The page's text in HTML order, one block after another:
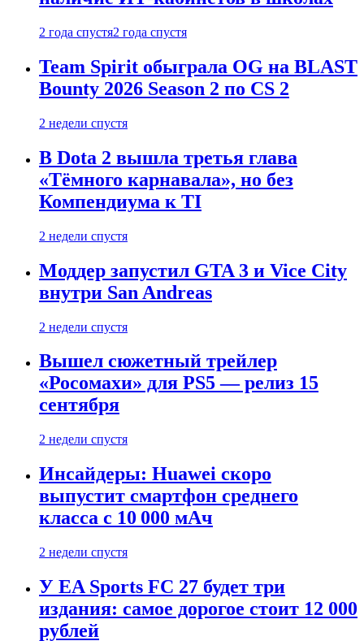
2 года спустя2 года спустя
Team Spirit обыграла OG на BLAST
Bounty 2026 Season 2 по CS 2
2 недели спустя
В Dota 2 вышла третья глава
«Тёмного карнавала», но без
Компендиума к TI
2 недели спустя
Моддер запустил GTA 3 и Vice City
внутри San Andreas
2 недели спустя
Вышел сюжетный трейлер
«Росомахи» для PS5 — релиз 15
сентября
2 недели спустя
Инсайдеры: Huawei скоро
выпустит смартфон среднего
класса с 10 000 мАч
2 недели спустя
У EA Sports FC 27 будет три
издания: самое дорогое стоит 12 000
рублей